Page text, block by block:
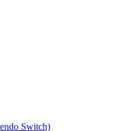
Switch)